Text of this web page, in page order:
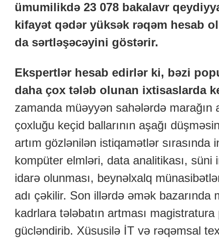
ümumilikdə 23 078 bakalavr
kifayət qədər yüksək rəqəm hesab
da sərtləşəcəyini göstərir.
Ekspertlər hesab edirlər ki, bəzi
daha çox tələb olunan ixtisaslarda
zamanda müəyyən sahələrdə marağın
çoxluğu keçid ballarının aşağı
artım gözlənilən istiqamətlər sırasında
kompüter elmləri, data analitikası,
idarə olunması, beynəlxalq
adı çəkilir. Son illərdə əmək bazarında
kadrlara tələbatın artması
gücləndirib. Xüsusilə İT və rəqəmsal